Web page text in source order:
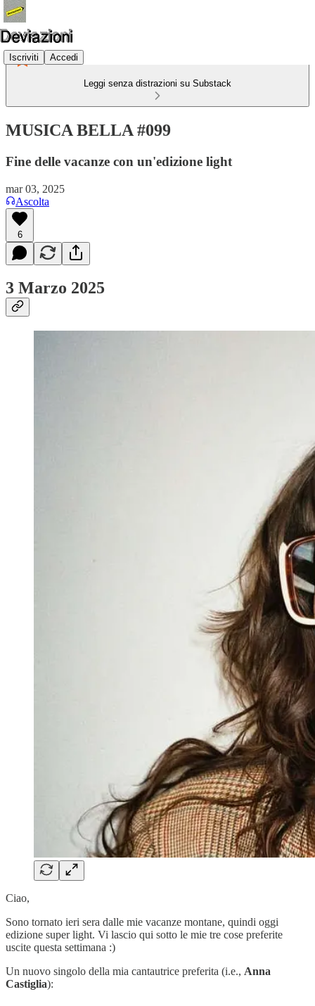
Iscriviti Accedi
Leggi senza distrazioni su Substack
MUSICA BELLA #099
Fine delle vacanze con un'edizione light
mar 03, 2025
Ascolta
6
3 Marzo 2025
Ciao,
Sono tornato ieri sera dalle mie vacanze montane, quindi oggi
edizione super light. Vi lascio qui sotto le mie tre cose preferite
uscite questa settimana :)
Un nuovo singolo della mia cantautrice preferita (i.e., Anna
Castiglia):